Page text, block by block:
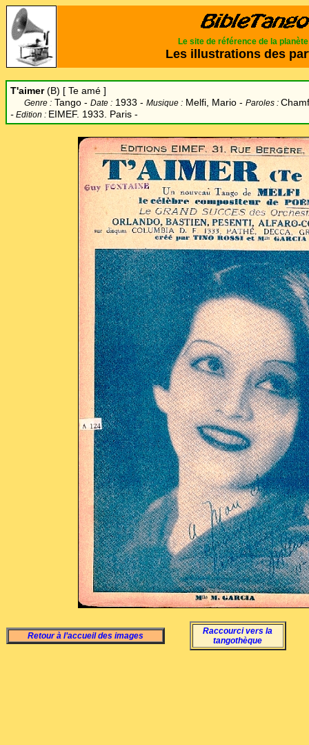
Le site de référence de la planète
Les illustrations des
T'aimer(B) [ Te amé ]
Genre : Tango - Date : 1933 - Musique : Melfi, Mario - Paroles :
- Edition : EIMEF. 1933. Paris -
Retour à l’accueil des images
Raccourci vers la
tangothèque